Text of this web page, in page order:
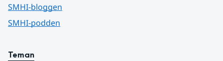
SMHI-bloggen
SMHI-podden
Teman